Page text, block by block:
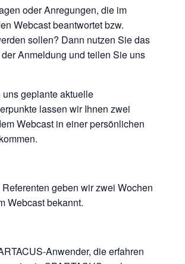
oder Anregungen, die im
Webcast beantwortet bzw.
sollen? Dann nutzen Sie das
Anmeldung und teilen Sie uns
uns geplante aktuelle
lassen wir Ihnen zwei
Webcast in einer persönlichen
Referenten geben wir zwei Wochen
Webcast bekannt.
Anwender, die erfahren